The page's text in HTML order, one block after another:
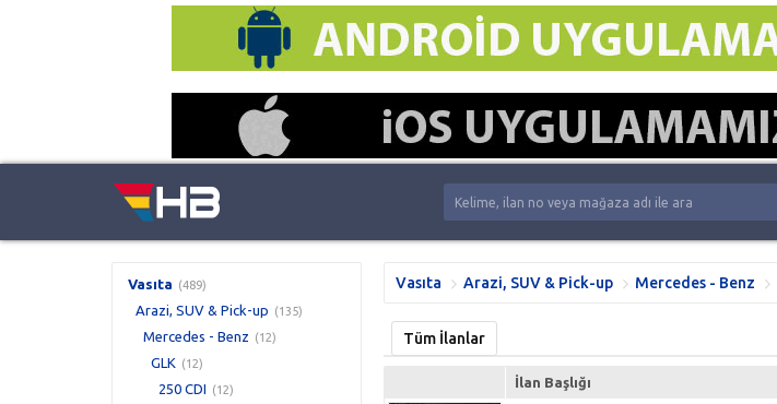
Vasıta (489)
Arazi, SUV & Pick-up (135)
Mercedes - Benz (12)
GLK (12)
250 CDI (12)
Vasıta Arazi, SUV & Pick-up Mercedes - Benz
Tüm İlanlar
İlan Başlığı